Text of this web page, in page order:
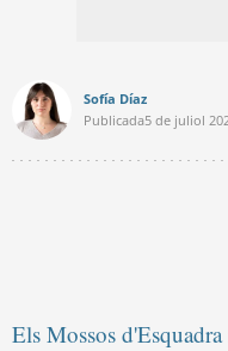
Sofía Díaz
Publicada5 de juliol
Els Mossos